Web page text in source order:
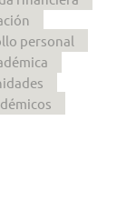
personal